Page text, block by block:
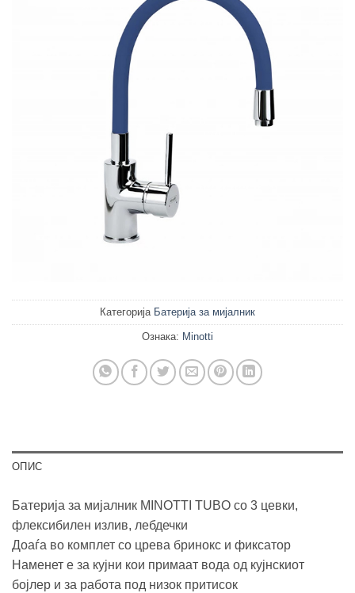
Категорија Батерија за мијалник
Ознака: Minotti
ОПИС
Батерија за мијалник MINOTTI TUBO со 3 цевки,
флексибилен излив, лебдечки
Доаѓа во комплет со црева бринокс и фиксатор
Наменет е за кујни кои примаат вода од кујнскиот
бојлер и за работа под низок притисок